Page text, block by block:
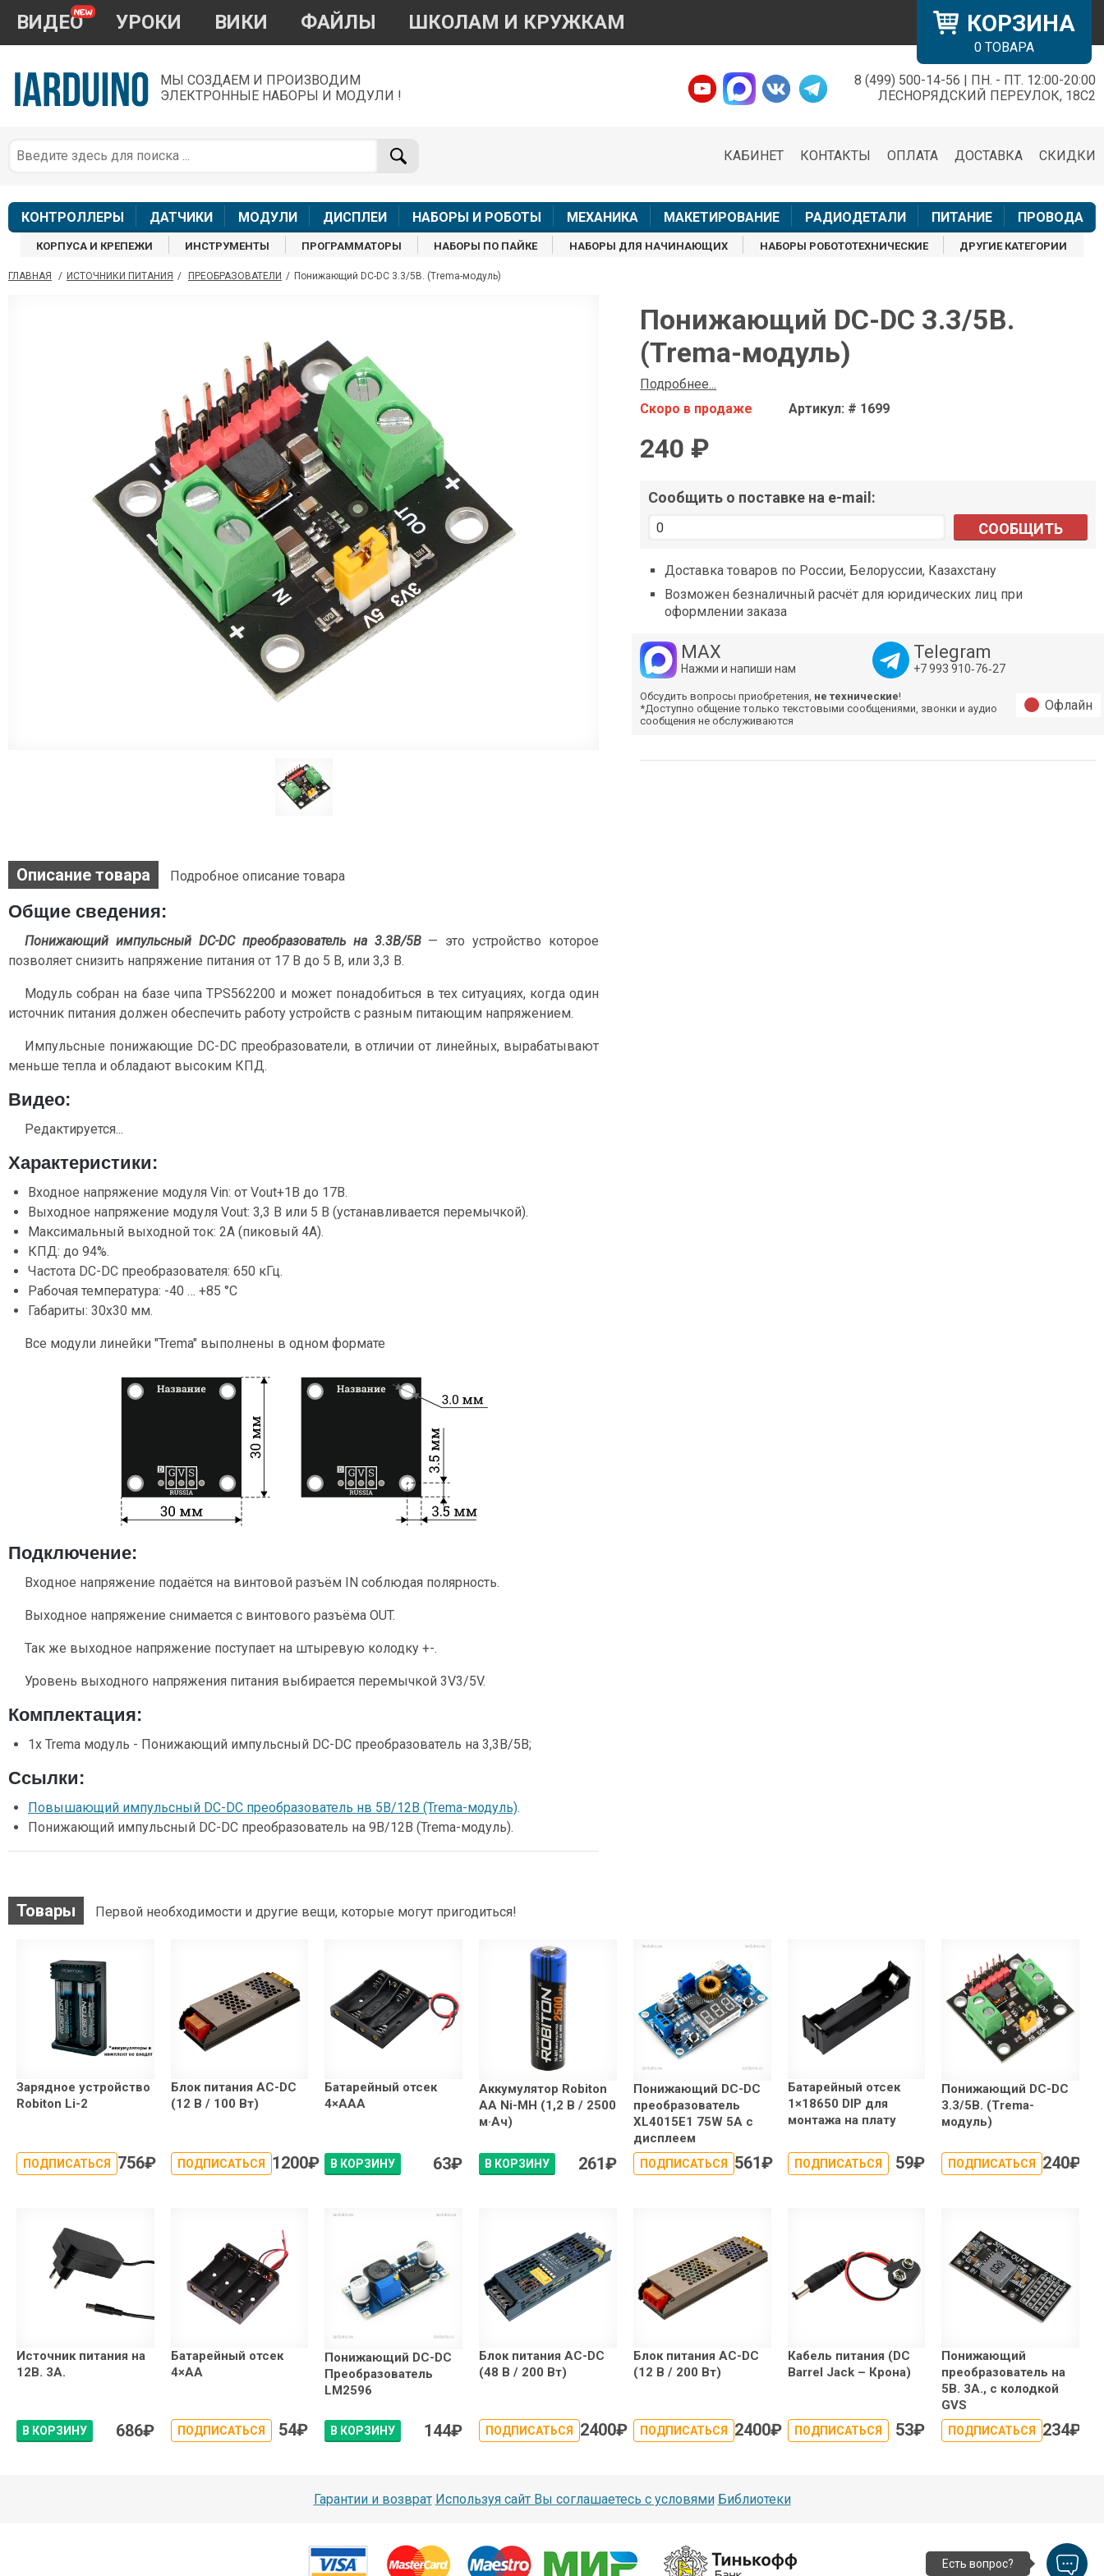
КОРЗИНА
0 ТОВАРА
ВИДЕО УРОКИ ВИКИ ФАЙЛЫ ШКОЛАМ И КРУЖКАМ
МЫ СОЗДАЕМ И ПРОИЗВОДИМ
ЭЛЕКТРОННЫЕ НАБОРЫ И МОДУЛИ !
8 (499) 500-14-56 | ПН. - ПТ. 12:00-20:00
ЛЕСНОРЯДСКИЙ ПЕРЕУЛОК, 18С2
СКИДКИ
ДОСТАВКА
ОПЛАТА
КОНТАКТЫ
КАБИНЕТ
КОНТРОЛЛЕРЫ ДАТЧИКИ МОДУЛИ ДИСПЛЕИ НАБОРЫ И РОБОТЫ МЕХАНИКА МАКЕТИРОВАНИЕ РАДИОДЕТАЛИ ПИТАНИЕ ПРОВОДА
КОРПУСА И КРЕПЕЖИ ИНСТРУМЕНТЫ ПРОГРАММАТОРЫ НАБОРЫ ПО ПАЙКЕ НАБОРЫ ДЛЯ НАЧИНАЮЩИХ НАБОРЫ РОБОТОТЕХНИЧЕСКИЕ ДРУГИЕ КАТЕГОРИИ
ГЛАВНАЯ / ИСТОЧНИКИ ПИТАНИЯ / ПРЕОБРАЗОВАТЕЛИ / Понижающий DC-DC 3.3/5В. (Trema-модуль)
Понижающий DC-DC 3.3/5В.
(Trema-модуль)
Подробнее...
Скоро в продаже
Артикул: # 1699
240 ₽
Сообщить о поставке на e-mail:
СООБЩИТЬ
Доставка товаров по России, Белоруссии, Казахстану
Возможен безналичный расчёт для юридических лиц при
оформлении заказа
MAX
Нажми и напиши нам
Telegram
+7 993 910‑76‑27
Обсудить вопросы приобретения, не технические!
*Доступно общение только текстовыми сообщениями, звонки и аудио
сообщения не обслуживаются
Офлайн
Описание товара Подробное описание товара
Общие сведения:
Понижающий импульсный DC-DC преобразователь на 3.3В/5В— это устройство которое
позволяет снизить напряжение питания от 17 В до 5 В, или 3,3 В.
Модуль собран на базе чипа TPS562200 и может понадобиться в тех ситуациях, когда один
источник питания должен обеспечить работу устройств с разным питающим напряжением.
Импульсные понижающие DC-DC преобразователи, в отличии от линейных, вырабатывают
меньше тепла и обладают высоким КПД.
Видео:
Редактируется...
Характеристики:
Входное напряжение модуля Vin: от Vout+1В до 17В.
Выходное напряжение модуля Vout: 3,3 В или 5 В (устанавливается перемычкой).
Максимальный выходной ток: 2А (пиковый 4А).
КПД: до 94%.
Частота DC-DC преобразователя: 650 кГц.
Рабочая температура: -40 … +85 °C
Габариты: 30x30 мм.
Все модули линейки "Trema" выполнены в одном формате
Подключение:
Входное напряжение подаётся на винтовой разъём IN соблюдая полярность.
Выходное напряжение снимается с винтового разъёма OUT.
Так же выходное напряжение поступает на штыревую колодку +-.
Уровень выходного напряжения питания выбирается перемычкой 3V3/5V.
Комплектация:
1x Trema модуль - Понижающий импульсный DC-DC преобразователь на 3,3В/5В;
Ссылки:
Повышающий импульсный DC-DC преобразователь нв 5В/12В (Trema-модуль).
Понижающий импульсный DC-DC преобразователь на 9В/12В (Trema-модуль).
Товары Первой необходимости и другие вещи, которые могут пригодиться!
Зарядное устройство
Robiton Li-2
ПОДПИСАТЬСЯ 756₽
Блок питания AC-DC
(12 В / 100 Вт)
ПОДПИСАТЬСЯ 1200₽
Батарейный отсек
4×АAA
В КОРЗИНУ 63₽
Аккумулятор Robiton
AA Ni-MH (1,2 В / 2500
м·Ач)
В КОРЗИНУ 261₽
Понижающий DC-DC
преобразователь
XL4015E1 75W 5А с
дисплеем
ПОДПИСАТЬСЯ 561₽
Батарейный отсек
1×18650 DIP для
монтажа на плату
ПОДПИСАТЬСЯ 59₽
Понижающий DC-DC
3.3/5В. (Trema-
модуль)
ПОДПИСАТЬСЯ 240₽
Источник питания на
12В. 3А.
В КОРЗИНУ 686₽
Батарейный отсек
4×АА
ПОДПИСАТЬСЯ 54₽
Понижающий DC-DC
Преобразователь
LM2596
В КОРЗИНУ 144₽
Блок питания AC-DC
(48 В / 200 Вт)
ПОДПИСАТЬСЯ 2400₽
Блок питания AC-DC
(12 В / 200 Вт)
ПОДПИСАТЬСЯ 2400₽
Кабель питания (DC
Barrel Jack – Крона)
ПОДПИСАТЬСЯ 53₽
Понижающий
преобразователь на
5В. 3А., с колодкой
GVS
ПОДПИСАТЬСЯ 234₽
Гарантии и возврат Используя сайт Вы соглашаетесь с условями Библиотеки
Есть вопрос?
×
По вопросам приобретения товара
+7 968 454 17 38
звонки и аудио сообщения не обслуживаются
Менеджер
shop@iarduino.ru
Менеджер
8 (499) 500-14-56